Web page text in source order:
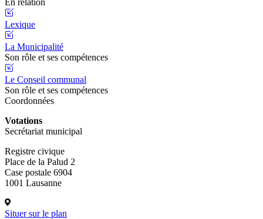
Lexique
La Municipalité
Son rôle et ses compétences
Le Conseil communal
Son rôle et ses compétences
Coordonnées
Votations
Secrétariat municipal
Registre civique
Place de la Palud 2
Case postale 6904
1001 Lausanne
Situer sur le plan